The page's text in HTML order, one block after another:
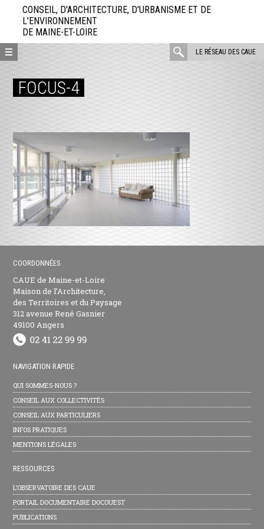
directement
contenu
CONSEIL, D'ARCHITECTURE, D'URBANISME ET DE
L'ENVIRONNEMENT
DE MAINE-ET-LOIRE
LE RÉSEAU DES CAUE
rechercher
FOCUS-4
COORDONNÉES
CAUE de Maine-et-Loire
Maison de l’Architecture,
des Territoires et du Paysage
312 avenue René Gasnier
49100 Angers
NAVIGATION RAPIDE
QUI SOMMES-NOUS ?
CONSEIL AUX COLLECTIVITÉS
CONSEIL AUX PARTICULIERS
INFOS PRATIQUES
MENTIONS LÉGALES
RESSOURCES
L’OBSERVATOIRE DES CAUE
PORTAIL DOCUMENTAIRE DOCOUEST
PUBLICATIONS